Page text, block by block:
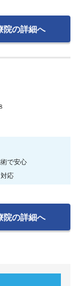
院の詳細へ
で安心
応
院の詳細へ